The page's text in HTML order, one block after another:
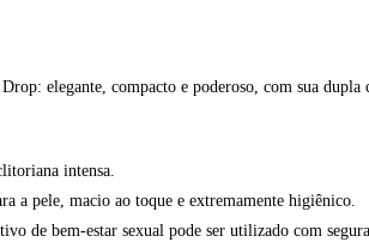
elegante, compacto e poderoso, com sua
intensa.
a pele, macio ao toque e extremamente higiênico.
de bem-estar sexual pode ser utilizado com